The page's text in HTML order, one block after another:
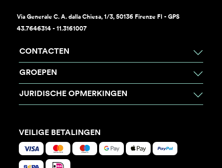
Via Generale C. A. dalla Chiesa, 1/3, 50136 Firenze FI - GPS
43.7646314 - 11.3161007
CONTACTEN
GROEPEN
JURIDISCHE OPMERKINGEN
VEILIGE BETALINGEN